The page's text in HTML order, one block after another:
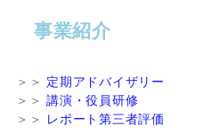
事業紹介
＞＞ 定期アドバイザリー
＞＞講演・役員研修
＞＞ レポート第三者評価